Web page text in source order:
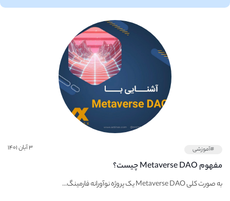
#آموزشی ۳ آبان ۱۴۰۱
مفهوم Metaverse DAO چیست؟
به صورت کلی Metaverse DAO یک پروژه نوآورانه فارمینگ...